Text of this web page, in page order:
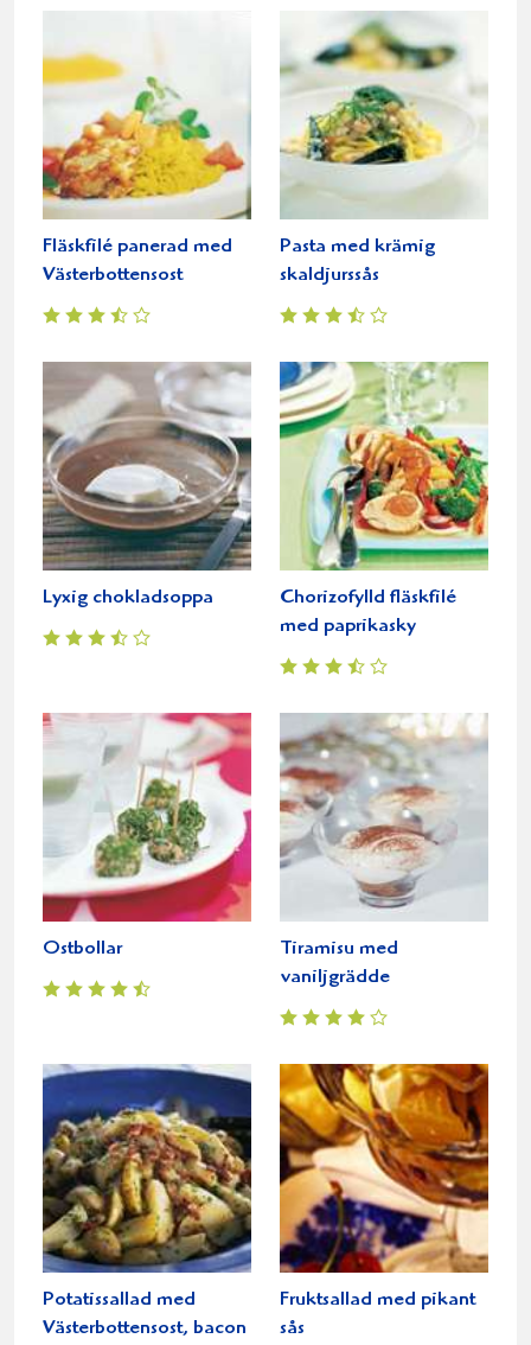
Fläskfilé panerad med
Västerbottensost
Pasta med krämig
skaldjurssås
Lyxig chokladsoppa
Chorizofylld fläskfilé
med paprikasky
Ostbollar
Tiramisu med
vaniljgrädde
Potatissallad med
Västerbottensost, bacon
Fruktsallad med pikant
sås